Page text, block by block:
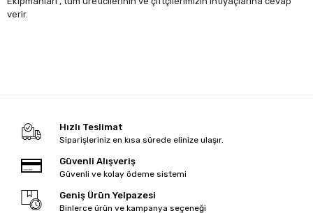
verir.
Hızlı Teslimat
Siparişleriniz en kısa sürede elinize ulaşır.
Güvenli Alışveriş
Güvenli ve kolay ödeme sistemi
Geniş Ürün Yelpazesi
Binlerce ürün ve kampanya seçeneği